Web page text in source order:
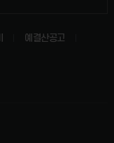
예결산공고